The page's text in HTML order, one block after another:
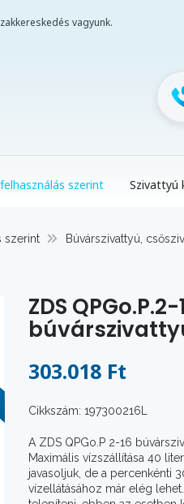
vagyunk.
szerint Szivattyú
szerint Búvárszivattyú,
ZDS QPGo.P.2-
303.018 Ft
Cikkszám: 197300216L
A ZDS QPGo.P 2-16
Maximális vízszállítása 40
javasoljuk, de a percenkénti
vízellátásához már elég